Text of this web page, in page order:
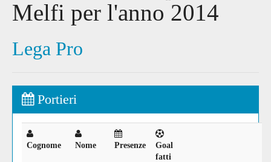
Melfi per l'anno 2014
Lega Pro
Portieri
Cognome Nome Presenze
Goal
fatti